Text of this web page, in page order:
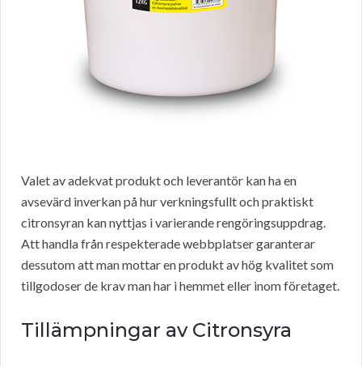
Valet av adekvat produkt och leverantör kan ha en
avsevärd inverkan på hur verkningsfullt och praktiskt
citronsyran kan nyttjas i varierande rengöringsuppdrag.
Att handla från respekterade webbplatser garanterar
dessutom att man mottar en produkt av hög kvalitet som
tillgodoser de krav man har i hemmet eller inom företaget.
Tillämpningar av Citronsyra